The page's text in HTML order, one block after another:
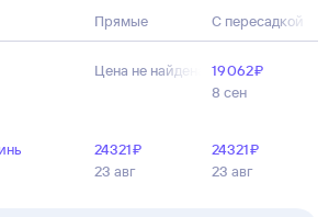
Прямые С пересадкой
Цена не найдена
19 ⁠062 ⁠₽
8 сен
24 ⁠321 ⁠₽
23 авг
24 ⁠321 ⁠₽
23 авг